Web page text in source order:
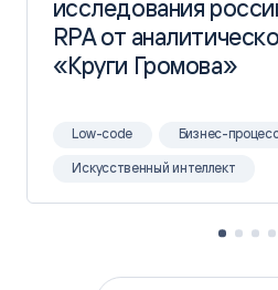
исследования
RPA от
«Круги Громова»
исследования
RPA от
«Круги Громова»
Low-code Бизнес-
Искусственный интеллект